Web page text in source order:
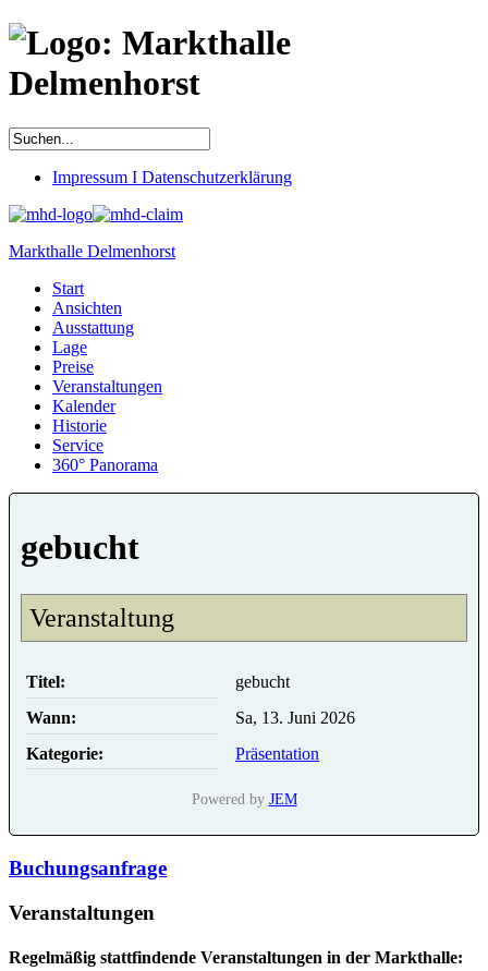
Impressum I Datenschutzerklärung
Markthalle Delmenhorst
Start
Ansichten
Ausstattung
Lage
Preise
Veranstaltungen
Kalender
Historie
Service
360° Panorama
gebucht
Veranstaltung
Titel:
gebucht
Wann:
Sa, 13. Juni 2026
Kategorie:
Präsentation
Powered by JEM
Buchungsanfrage
Veranstaltungen
Regelmäßig stattfindende Veranstaltungen in der Markthalle: